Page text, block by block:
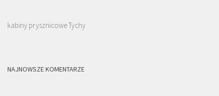
kabiny prysznicowe Tychy
NAJNOWSZE KOMENTARZE